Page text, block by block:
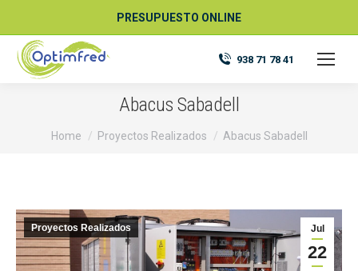
PRESUPUESTO ONLINE
938 71 78 41
Abacus Sabadell
You are here:
Home Proyectos Realizados Abacus Sabadell
Jul
22
Proyectos Realizados